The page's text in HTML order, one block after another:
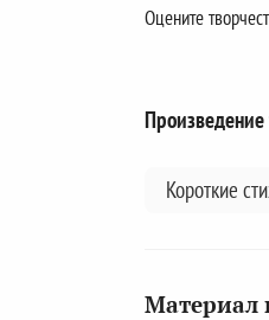
Оцените
Короткие
Материал